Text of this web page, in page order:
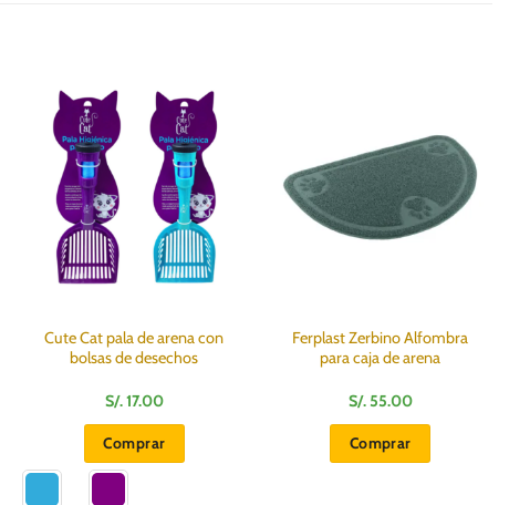
Cute Cat pala de arena con
bolsas de desechos
S/.17.00
Comprar
Ferplast Zerbino Alfombra
para caja de arena
S/. 55.00
Comprar